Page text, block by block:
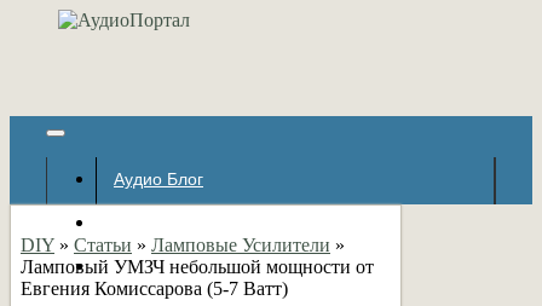
Аудио Блог
Авторские страницы
DIY » Статьи » Ламповые Усилители »
Ламповый УМЗЧ небольшой мощности от
Евгения Комиссарова (5-7 Ватт)